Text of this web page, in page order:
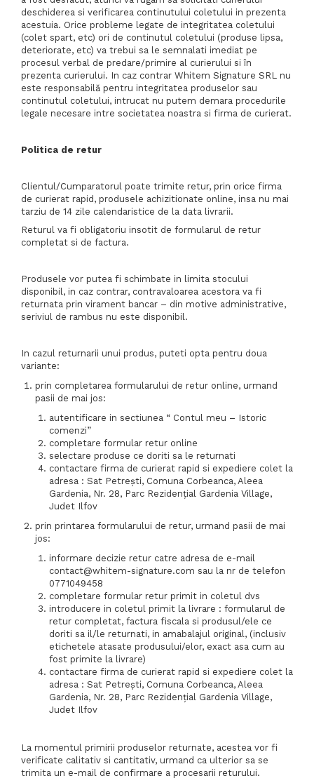
deschiderea si verificarea continutului coletului in prezenta
acestuia. Orice probleme legate de integritatea coletului
(colet spart, etc) ori de continutul coletului (produse lipsa,
deteriorate, etc) va trebui sa le semnalati imediat pe
procesul verbal de predare/primire al curierului si în
prezenta curierului. In caz contrar Whitem Signature SRL nu
este responsabilă pentru integritatea produselor sau
continutul coletului, intrucat nu putem demara procedurile
legale necesare intre societatea noastra si firma de curierat.
Politica de retur
Clientul/Cumparatorul poate trimite retur, prin orice firma
de curierat rapid, produsele achizitionate online, insa nu mai
tarziu de 14 zile calendaristice de la data livrarii.
Returul va fi obligatoriu insotit de formularul de retur
completat si de factura.
Produsele vor putea fi schimbate in limita stocului
disponibil, in caz contrar, contravaloarea acestora va fi
returnata prin virament bancar – din motive administrative,
seriviul de rambus nu este disponibil.
In cazul returnarii unui produs, puteti opta pentru doua
variante:
prin completarea formularului de retur online, urmand
pasii de mai jos:
autentificare in sectiunea “ Contul meu – Istoric
comenzi”
completare formular retur online
selectare produse ce doriti sa le returnati
contactare firma de curierat rapid si expediere colet la
adresa : Sat Petreşti, Comuna Corbeanca, Aleea
Gardenia, Nr. 28, Parc Rezidenţial Gardenia Village,
Judet Ilfov
prin printarea formularului de retur, urmand pasii de mai
jos:
informare decizie retur catre adresa de e-mail
contact@whitem-signature.com sau la nr de telefon
0771049458
completare formular retur primit in coletul dvs
introducere in coletul primit la livrare : formularul de
retur completat, factura fiscala si produsul/ele ce
doriti sa il/le returnati, in amabalajul original, (inclusiv
etichetele atasate produsului/elor, exact asa cum au
fost primite la livrare)
contactare firma de curierat rapid si expediere colet la
adresa : Sat Petreşti, Comuna Corbeanca, Aleea
Gardenia, Nr. 28, Parc Rezidenţial Gardenia Village,
Judet Ilfov
La momentul primirii produselor returnate, acestea vor fi
verificate calitativ si cantitativ, urmand ca ulterior sa se
trimita un e-mail de confirmare a procesarii returului.